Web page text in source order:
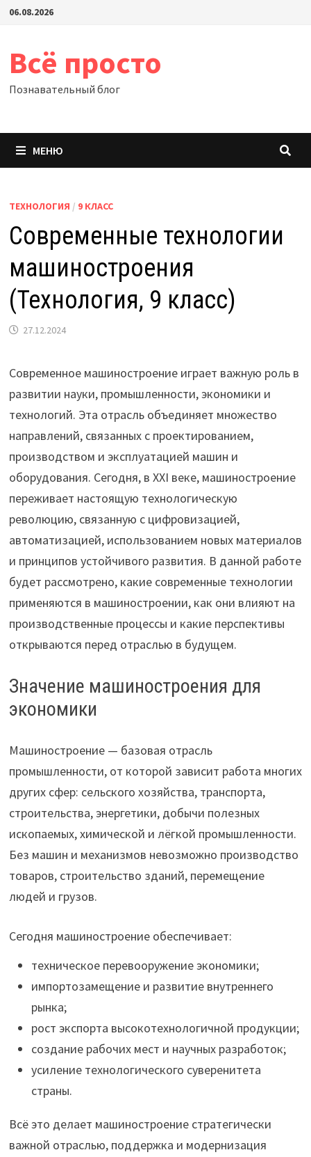
Перейти
06.08.2026
Всё просто
Познавательный блог
МЕНЮ
ТЕХНОЛОГИЯ / 9 КЛАСС
Современные технологии
машиностроения
(Технология, 9 класс)
27.12.2024
Современное машиностроение играет важную роль в
развитии науки, промышленности, экономики и
технологий. Эта отрасль объединяет множество
направлений, связанных с проектированием,
производством и эксплуатацией машин и
оборудования. Сегодня, в XXI веке, машиностроение
переживает настоящую технологическую
революцию, связанную с цифровизацией,
автоматизацией, использованием новых материалов
и принципов устойчивого развития. В данной работе
будет рассмотрено, какие современные технологии
применяются в машиностроении, как они влияют на
производственные процессы и какие перспективы
открываются перед отраслью в будущем.
Значение машиностроения для
экономики
Машиностроение — базовая отрасль
промышленности, от которой зависит работа многих
других сфер: сельского хозяйства, транспорта,
строительства, энергетики, добычи полезных
ископаемых, химической и лёгкой промышленности.
Без машин и механизмов невозможно производство
товаров, строительство зданий, перемещение
людей и грузов.
Сегодня машиностроение обеспечивает:
техническое перевооружение экономики;
импортозамещение и развитие внутреннего
рынка;
рост экспорта высокотехнологичной продукции;
создание рабочих мест и научных разработок;
усиление технологического суверенитета
страны.
Всё это делает машиностроение стратегически
важной отраслью, поддержка и модернизация